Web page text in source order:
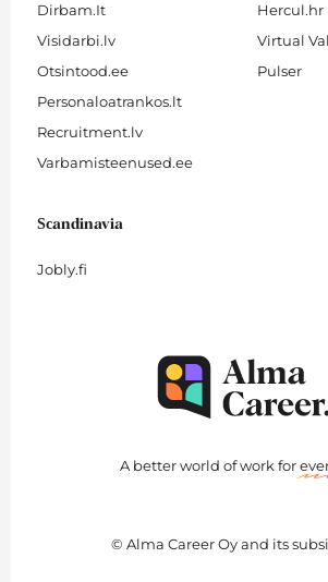
Dirbam.It
Visidarbi.lv
Otsintood.ee
Personaloatrankos.lt
Recruitment.lv
Varbamisteenused.ee
Hercul.hr
Virtual
Pulser
Scandinavia
Jobly.fi
A better world of work for
© Alma Career Oy and its